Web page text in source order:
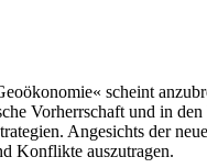
scheint
Vorherrschaft und in
Angesichts der
Konflikte auszutragen.